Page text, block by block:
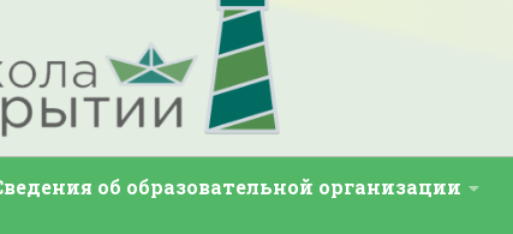
об образовательной организации